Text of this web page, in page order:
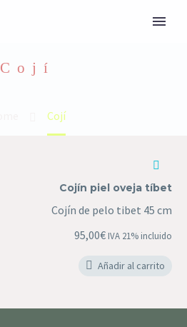
Cojí
Cojí
Cojín piel oveja tíbet
Cojín de pelo tibet 45 cm
95,00€ IVA 21% incluido
Añadir al carrito